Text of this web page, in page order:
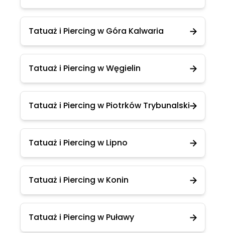
Tatuaż i Piercing w Góra Kalwaria
Tatuaż i Piercing w Węgielin
Tatuaż i Piercing w Piotrków Trybunalski
Tatuaż i Piercing w Lipno
Tatuaż i Piercing w Konin
Tatuaż i Piercing w Puławy